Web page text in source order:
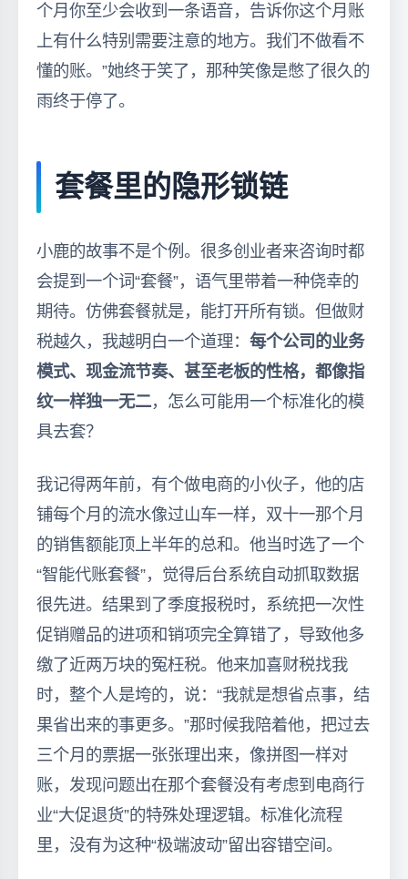
个月你至少会收到一条语音，告诉你这个月账
上有什么特别需要注意的地方。我们不做看不
懂的账。”她终于笑了，那种笑像是憋了很久的
雨终于停了。
套餐里的隐形锁链
小鹿的故事不是个例。很多创业者来咨询时都
会提到一个词“套餐”，语气里带着一种侥幸的
期待。仿佛套餐就是，能打开所有锁。但做财
税越久，我越明白一个道理： 每个公司的业务
模式、现金流节奏、甚至老板的性格，都像指
纹一样独一无二，怎么可能用一个标准化的模
具去套？
我记得两年前，有个做电商的小伙子，他的店
铺每个月的流水像过山车一样，双十一那个月
的销售额能顶上半年的总和。他当时选了一个
“智能代账套餐”，觉得后台系统自动抓取数据
很先进。结果到了季度报税时，系统把一次性
促销赠品的进项和销项完全算错了，导致他多
缴了近两万块的冤枉税。他来加喜财税找我
时，整个人是垮的，说：“我就是想省点事，结
果省出来的事更多。”那时候我陪着他，把过去
三个月的票据一张张理出来，像拼图一样对
账，发现问题出在那个套餐没有考虑到电商行
业“大促退货”的特殊处理逻辑。标准化流程
里，没有为这种“极端波动”留出容错空间。